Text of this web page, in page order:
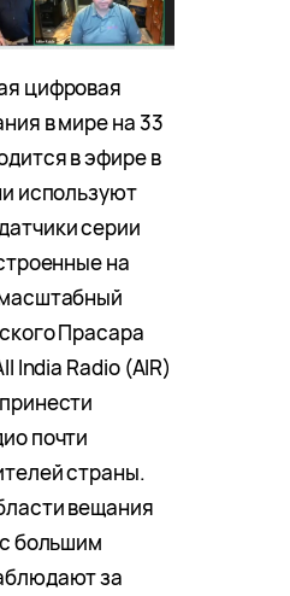
цифровая
в мире на 33
в эфире в
используют
серии
на
Прасара
India Radio (AIR)
почти
страны.
вещания
большим
за